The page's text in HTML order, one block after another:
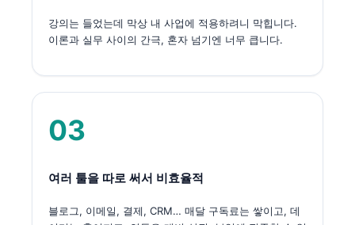
강의는 들었는데 막상 내 사업에 적용하려니 막힙니다.
이론과 실무 사이의 간극, 혼자 넘기엔 너무 큽니다.
03
여러 툴을 따로 써서 비효율적
블로그, 이메일, 결제, CRM… 매달 구독료는 쌓이고, 데